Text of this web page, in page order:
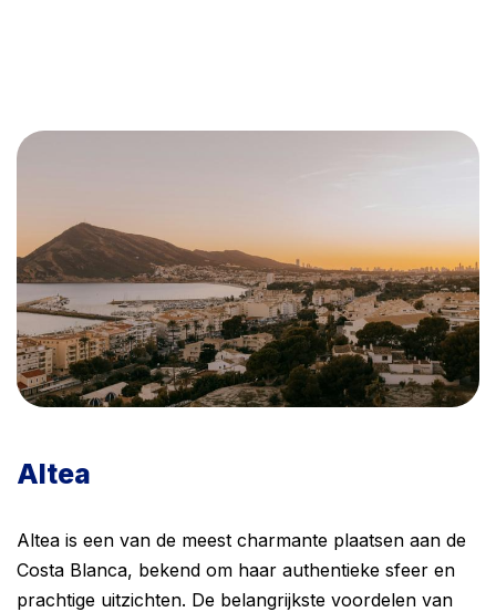
Altea
Altea is een van de meest charmante plaatsen aan de
Costa Blanca, bekend om haar authentieke sfeer en
prachtige uitzichten. De belangrijkste voordelen van